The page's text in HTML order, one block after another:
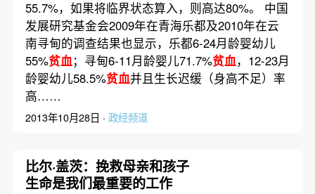
55.7%，如果将临界状态算入，则高达80%。 中国
发展研究基金会2009年在青海乐都及2010年在云
南寻甸的调查结果也显示，乐都6-24月龄婴幼儿
55%贫血；寻甸6-11月龄婴儿71.7%贫血，12-23月
龄婴幼儿58.5%贫血并且生长迟缓（身高不足）率
高……
2013年10月28日 · 政经频道
比尔·盖茨：挽救母亲和孩子
生命是我们最重要的工作